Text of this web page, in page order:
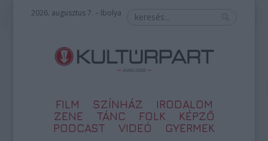
2026. augusztus 7. – Ibolya
FILM SZÍNHÁZ
IRODALOM
ZENE
TÁNC FOLK
KÉPZŐ
PODCAST
VIDEÓ GYERMEK